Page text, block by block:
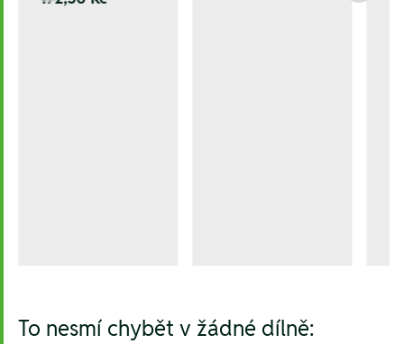
To nesmí chybět v žádné dílně: